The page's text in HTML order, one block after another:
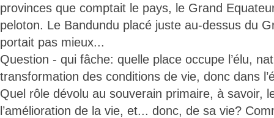
provinces que comptait le pays, le Grand
peloton. Le Bandundu placé juste au-dessus du
portait pas mieux...
Question - qui fâche: quelle place occupe l’élu,
transformation des conditions de vie, donc dans
Quel rôle dévolu au souverain primaire, à savoir,
l’amélioration de la vie, et... donc, de sa vie?